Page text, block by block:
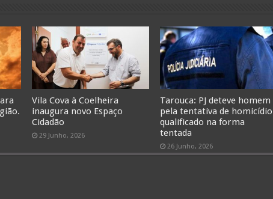
Vila Cova à Coelheira
inaugura novo Espaço
Cidadão
29 Junho, 2026
Tarouca: PJ deteve homem
pela tentativa de homicídio
qualificado na forma
tentada
26 Junho, 2026